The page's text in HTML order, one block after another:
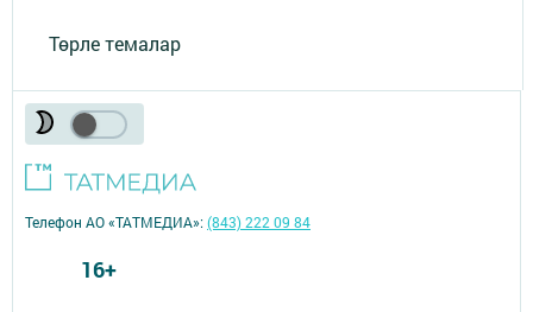
Төрле темалар
Телефон АО «ТАТМЕДИА»:(843) 222 09 84
16+